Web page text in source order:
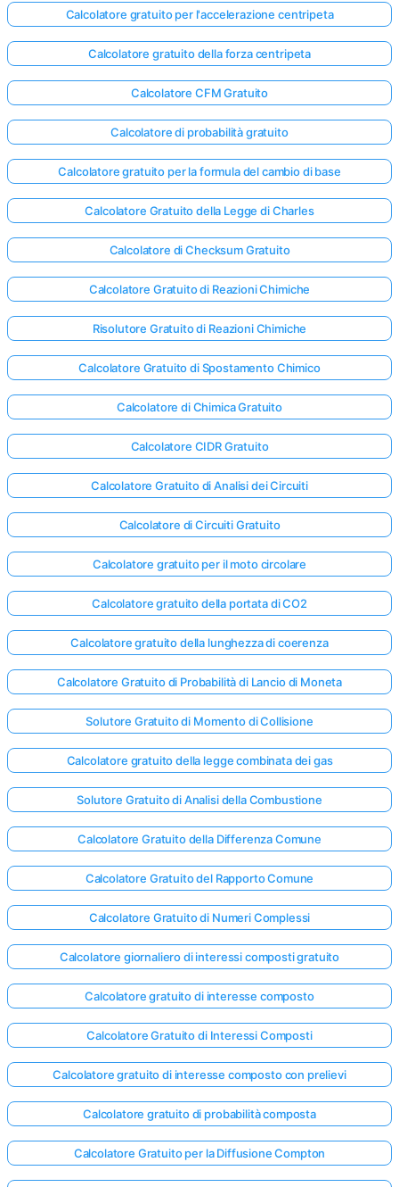
Calcolatore gratuito per l'accelerazione centripeta
Calcolatore gratuito della forza centripeta
Calcolatore CFM Gratuito
Calcolatore di probabilità gratuito
Calcolatore gratuito per la formula del cambio di base
Calcolatore Gratuito della Legge di Charles
Calcolatore di Checksum Gratuito
Calcolatore Gratuito di Reazioni Chimiche
Risolutore Gratuito di Reazioni Chimiche
Calcolatore Gratuito di Spostamento Chimico
Calcolatore di Chimica Gratuito
Calcolatore CIDR Gratuito
Calcolatore Gratuito di Analisi dei Circuiti
Calcolatore di Circuiti Gratuito
Calcolatore gratuito per il moto circolare
Calcolatore gratuito della portata di CO2
Calcolatore gratuito della lunghezza di coerenza
Calcolatore Gratuito di Probabilità di Lancio di Moneta
Solutore Gratuito di Momento di Collisione
Calcolatore gratuito della legge combinata dei gas
Solutore Gratuito di Analisi della Combustione
Calcolatore Gratuito della Differenza Comune
Calcolatore Gratuito del Rapporto Comune
Calcolatore Gratuito di Numeri Complessi
Calcolatore giornaliero di interessi composti gratuito
Calcolatore gratuito di interesse composto
Calcolatore Gratuito di Interessi Composti
Calcolatore gratuito di interesse composto con prelievi
Calcolatore gratuito di probabilità composta
Calcolatore Gratuito per la Diffusione Compton